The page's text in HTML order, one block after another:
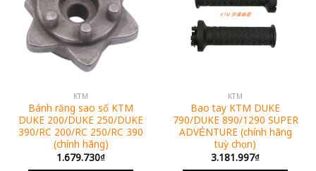
KTM
Bánh răng sao số KTM
DUKE 200/DUKE 250/DUKE
390/RC 200/RC 250/RC 390
(chính hãng)
1.679.730₫
KTM
Bao tay KTM DUKE
790/DUKE 890/1290 SUPER
ADVẺNTURE (chính hãng
tuỳ chọn)
3.181.997₫